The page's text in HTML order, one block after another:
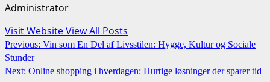
Administrator
Visit WebsiteView All Posts
Post
navigation
Previous: Vin som En Del af Livsstilen: Hygge, Kultur og Sociale
Stunder
Next: Online shopping i hverdagen: Hurtige løsninger der sparer tid